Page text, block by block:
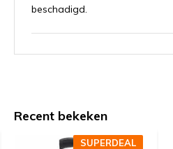
beschadigd.
DoorWim de Lang75 jaar- 14-
Guido- 13-05-2026 11:53
Recent bekeken
SUPERDEAL